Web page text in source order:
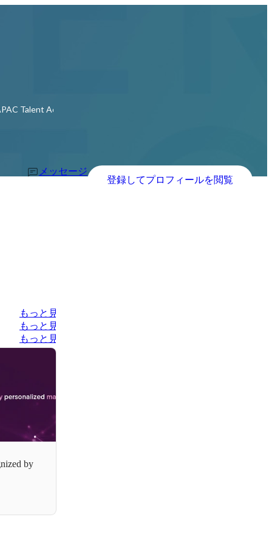
Talent Acquisition Team Leader
メッセージ
登録してプロフィールを閲覧
もっと見る
もっと見る
もっと見る
by